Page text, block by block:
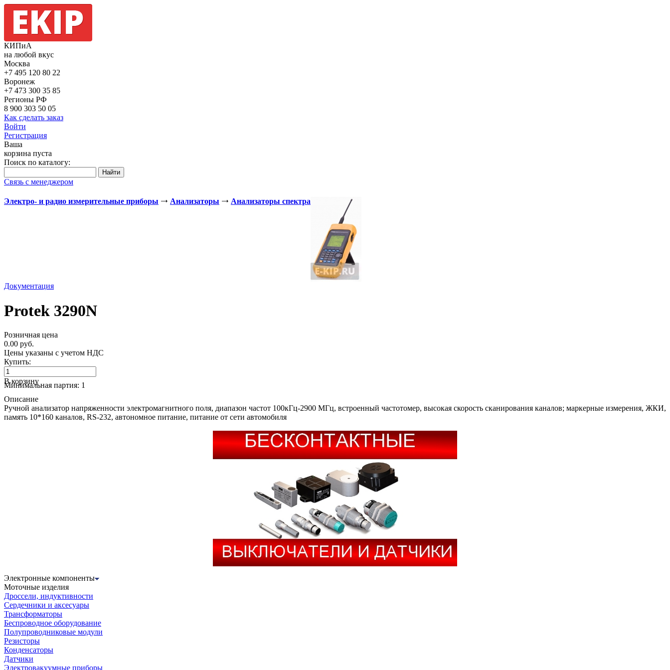
КИПиА
на любой вкус
Москва
+7 495 120 80 22
Воронеж
+7 473 300 35 85
Регионы РФ
8 900 303 50 05
Как сделать заказ
Войти
Регистрация
Ваша
корзина пуста
Поиск по каталогу:
Связь с менеджером
Электро- и радио измерительные приборы Анализаторы Анализаторы спектра
Документация
Protek 3290N
Розничная цена
0.00 руб.
Цены указаны с учетом НДС
Купить:
В корзину
Минимальная партия: 1
Описание
Ручной анализатор напряженности электромагнитного поля, диапазон частот 100кГц-2900 МГц, встроенный частотомер, высокая скорость сканирования каналов; маркерные измерения, ЖКИ,
память 10*160 каналов, RS-232, автономное питание, питание от сети автомобиля
Электронные компоненты
Моточные изделия
Дроссели, индуктивности
Сердечники и аксесуары
Трансформаторы
Беспроводное оборудование
Полупроводниковые модули
Резисторы
Конденсаторы
Датчики
Электровакуумные приборы